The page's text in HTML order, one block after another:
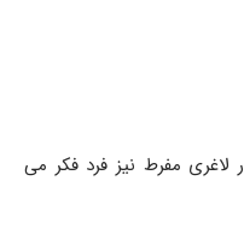
لاغری مفرط نیز فرد فکر می